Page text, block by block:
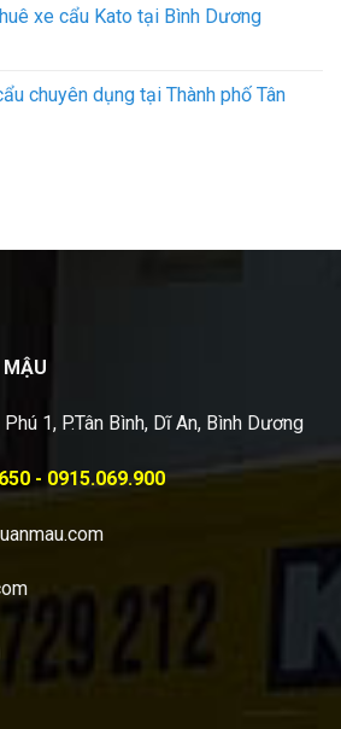
xe cẩu Kato tại Bình Dương
chuyên dụng tại Thành phố Tân
MẬU
1, P.Tân Bình, Dĩ An, Bình Dương
- 0915.069.900